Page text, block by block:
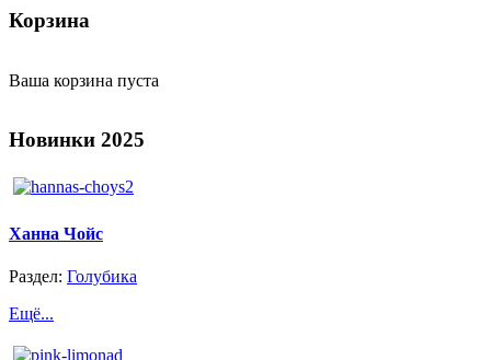
Корзина
Ваша корзина пуста
Новинки 2025
Ханна Чойс
Раздел: Голубика
Ещё...